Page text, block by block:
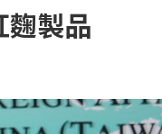
麴製品